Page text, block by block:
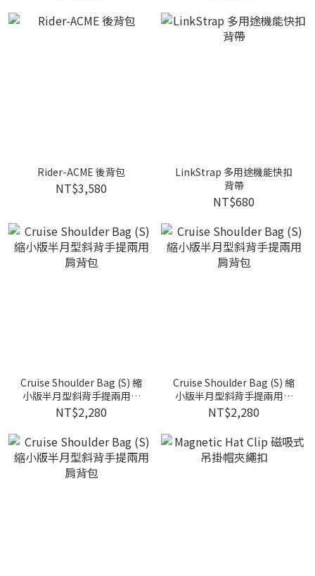
Rider-ACME 後背包
NT$3,580
LinkStrap 多用途機能快扣
背帶
NT$680
Cruise Shoulder Bag (S) 縮
小版半月型斜背手提兩用肩
背包
NT$2,280
Cruise Shoulder Bag (S) 縮
小版半月型斜背手提兩用肩
背包
NT$2,280